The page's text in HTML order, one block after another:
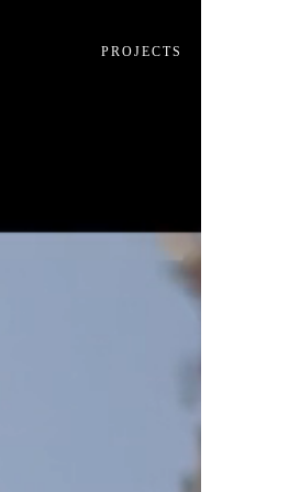
PROJECTS